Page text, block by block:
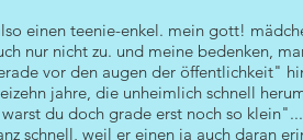
einen teenie-enkel. mein gott!
nur nicht zu. und meine bedenken,
vor den augen der öffentlichkeit"
jahre, die unheimlich schnell
du doch grade erst noch so
schnell, weil er einen ja auch daran